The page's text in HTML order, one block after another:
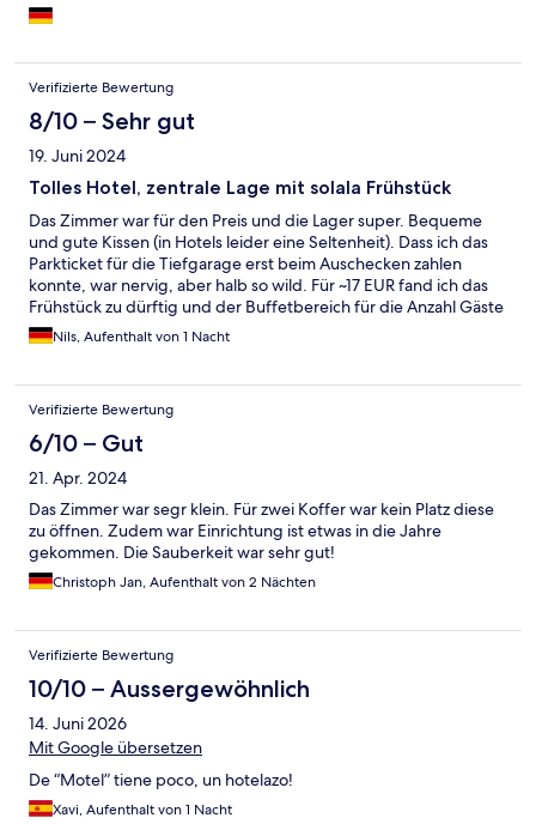
Verifizierte Bewertung
8/10 – Sehr gut
19. Juni 2024
Tolles Hotel, zentrale Lage mit solala Frühstück
Das Zimmer war für den Preis und die Lager super. Bequeme
und gute Kissen (in Hotels leider eine Seltenheit). Dass ich das
Parkticket für die Tiefgarage erst beim Auschecken zahlen
konnte, war nervig, aber halb so wild. Für ~17 EUR fand ich das
Frühstück zu dürftig und der Buffetbereich für die Anzahl Gäste
zu klein.
Nils, Aufenthalt von 1 Nacht
Verifizierte Bewertung
6/10 – Gut
21. Apr. 2024
Das Zimmer war segr klein. Für zwei Koffer war kein Platz diese
zu öffnen. Zudem war Einrichtung ist etwas in die Jahre
gekommen. Die Sauberkeit war sehr gut!
Christoph Jan, Aufenthalt von 2 Nächten
Verifizierte Bewertung
10/10 – Aussergewöhnlich
14. Juni 2026
Mit Google übersetzen
De “Motel” tiene poco, un hotelazo!
Xavi, Aufenthalt von 1 Nacht